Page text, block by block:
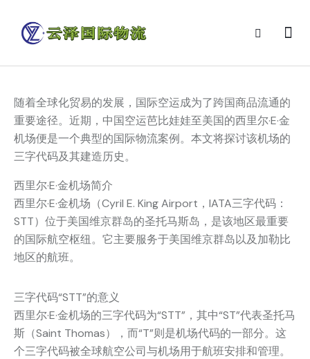
随着全球化贸易的发展，国际空运成为了跨国商品流通的
重要途径。近期，中国空运芭比娃娃至美国的西里尔·E·金
机场便是一个典型的国际物流案例。本文将探讨该机场的
三字代码及其建造历史。
西里尔·E·金机场简介
西里尔·E·金机场（Cyril E. King Airport，IATA三字代码：
STT）位于美国维京群岛的圣托马斯岛，是该地区最重要
的国际航空枢纽。它主要服务于美国维京群岛以及加勒比
地区的航班。
三字代码“STT”的意义
西里尔·E·金机场的三字代码为“STT”，其中“ST”代表圣托马
斯（Saint Thomas），而“T”则是机场代码的一部分。这
个三字代码被全球航空公司与机场用于航班安排和管理。